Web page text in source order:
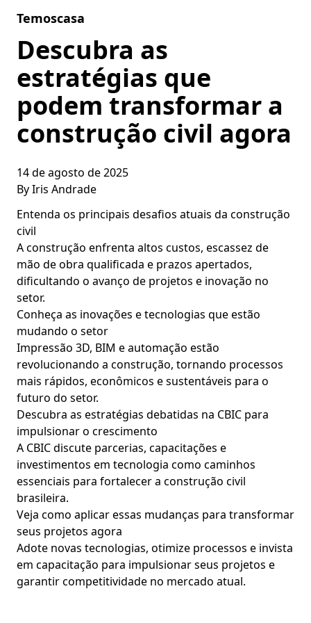
Temoscasa
Descubra as
estratégias que
podem transformar a
construção civil agora
14 de agosto de 2025
ByIris Andrade
Entenda os principais desafios atuais da construção
civil
A construção enfrenta altos custos, escassez de
mão de obra qualificada e prazos apertados,
dificultando o avanço de projetos e inovação no
setor.
Conheça as inovações e tecnologias que estão
mudando o setor
Impressão 3D, BIM e automação estão
revolucionando a construção, tornando processos
mais rápidos, econômicos e sustentáveis para o
futuro do setor.
Descubra as estratégias debatidas na CBIC para
impulsionar o crescimento
A CBIC discute parcerias, capacitações e
investimentos em tecnologia como caminhos
essenciais para fortalecer a construção civil
brasileira.
Veja como aplicar essas mudanças para transformar
seus projetos agora
Adote novas tecnologias, otimize processos e invista
em capacitação para impulsionar seus projetos e
garantir competitividade no mercado atual.